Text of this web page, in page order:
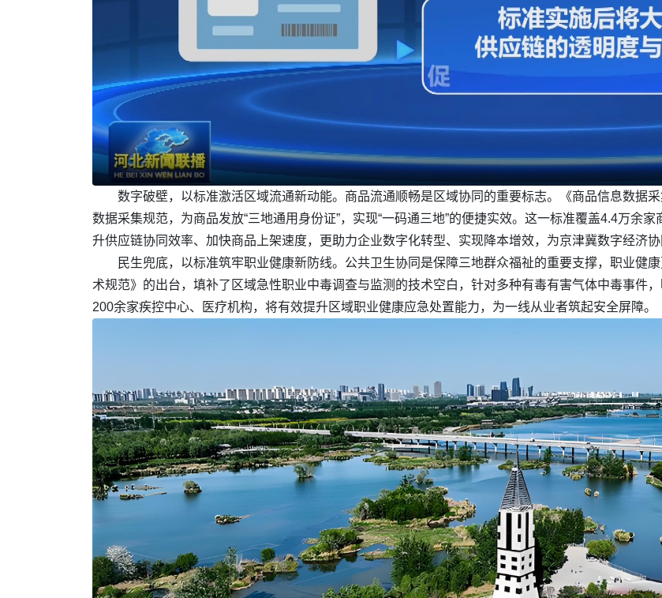
数字破壁，以标准激活区域流通新动能。商品流通顺畅是区域协同的重要标志。《商品信息数据
数据采集规范，为商品发放“三地通用身份证”，实现“一码通三地”的便捷实效。这一标准覆盖4.4万余家
升供应链协同效率、加快商品上架速度，更助力企业数字化转型、实现降本增效，为京津冀数字经济协
民生兜底，以标准筑牢职业健康新防线。公共卫生协同是保障三地群众福祉的重要支撑，职业健
术规范》的出台，填补了区域急性职业中毒调查与监测的技术空白，针对多种有毒有害气体中毒事件
200余家疾控中心、医疗机构，将有效提升区域职业健康应急处置能力，为一线从业者筑起安全屏障。